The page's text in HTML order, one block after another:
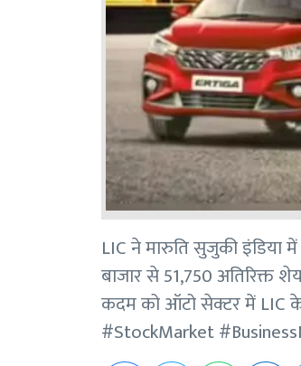
LIC ने मारुति सुजुकी इंडिया
बाजार से 51,750 अतिरिक्त
कदम को ऑटो सेक्टर में LIC
#StockMarket